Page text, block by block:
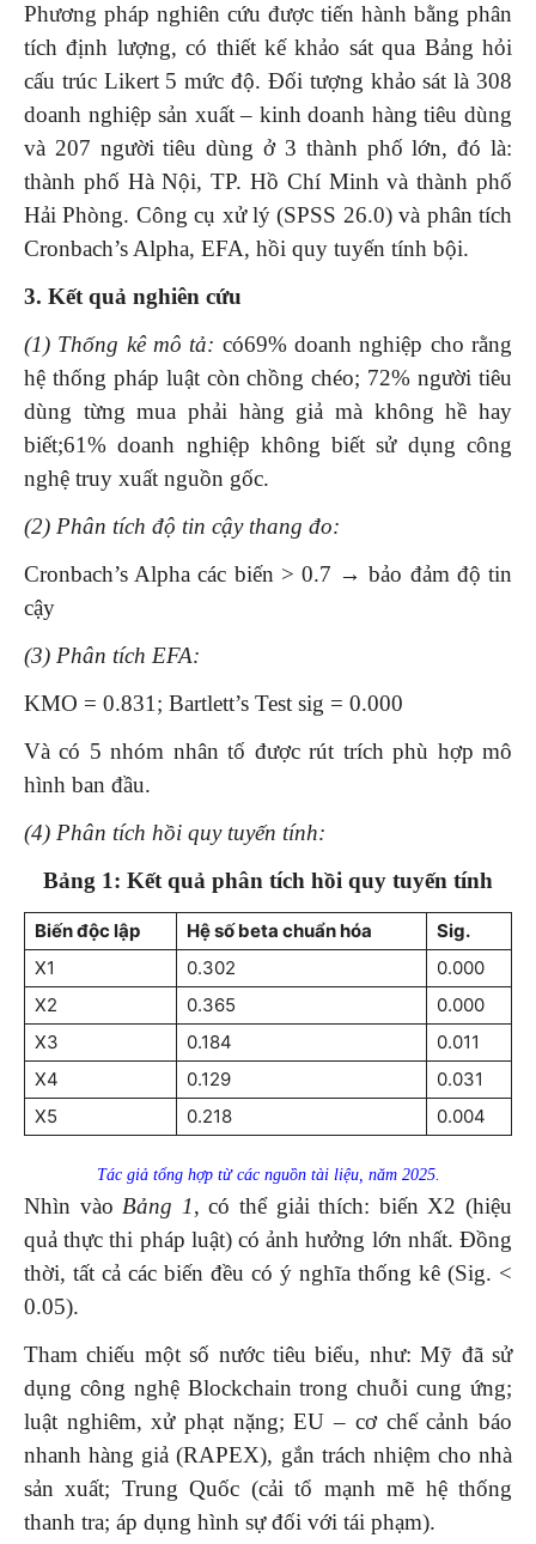
Phương pháp nghiên cứu được tiến hành bằng phân
tích định lượng, có thiết kế khảo sát qua Bảng hỏi
cấu trúc Likert 5 mức độ. Đối tượng khảo sát là 308
doanh nghiệp sản xuất – kinh doanh hàng tiêu dùng
và 207 người tiêu dùng ở 3 thành phố lớn, đó là:
thành phố Hà Nội, TP. Hồ Chí Minh và thành phố
Hải Phòng. Công cụ xử lý (SPSS 26.0) và phân tích
Cronbach’s Alpha, EFA, hồi quy tuyến tính bội.
3. Kết quả nghiên cứu
(1) Thống kê mô tả: có69% doanh nghiệp cho rằng
hệ thống pháp luật còn chồng chéo; 72% người tiêu
dùng từng mua phải hàng giả mà không hề hay
biết;61% doanh nghiệp không biết sử dụng công
nghệ truy xuất nguồn gốc.
(2) Phân tích độ tin cậy thang đo:
Cronbach’s Alpha các biến > 0.7 → bảo đảm độ tin
cậy
(3) Phân tích EFA:
KMO = 0.831; Bartlett’s Test sig = 0.000
Và có 5 nhóm nhân tố được rút trích phù hợp mô
hình ban đầu.
(4) Phân tích hồi quy tuyến tính:
Bảng 1: Kết quả phân tích hồi quy tuyến tính
Biến độc lập Hệ số beta chuẩn hóa
Sig.
X1
0.302
0.000
X2
0.365
0.000
X3
0.184
0.011
X4
0.129
0.031
X5
0.218 0.004
Tác giả tổng hợp từ các nguồn tài liệu, năm 2025.
Nhìn vào Bảng 1, có thể giải thích: biến X2 (hiệu
quả thực thi pháp luật) có ảnh hưởng lớn nhất. Đồng
thời, tất cả các biến đều có ý nghĩa thống kê (Sig. <
0.05).
Tham chiếu một số nước tiêu biểu, như: Mỹ đã sử
dụng công nghệ Blockchain trong chuỗi cung ứng;
luật nghiêm, xử phạt nặng; EU – cơ chế cảnh báo
nhanh hàng giả (RAPEX), gắn trách nhiệm cho nhà
sản xuất; Trung Quốc (cải tổ mạnh mẽ hệ thống
thanh tra; áp dụng hình sự đối với tái phạm).